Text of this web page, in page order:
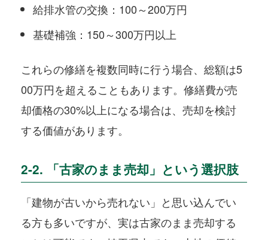
給排水管の交換：100～200万円
基礎補強：150～300万円以上
これらの修繕を複数同時に行う場合、総額は5
00万円を超えることもあります。修繕費が売
却価格の30%以上になる場合は、売却を検討
する価値があります。
2-2. 「古家のまま売却」という選択肢
「建物が古いから売れない」と思い込んでい
る方も多いですが、実は古家のまま売却する